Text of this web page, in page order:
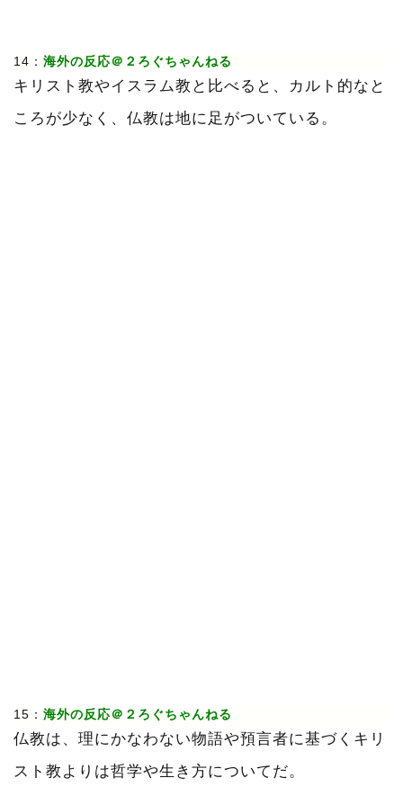
14： 海外の反応＠２ろぐちゃんねる
キリスト教やイスラム教と比べると、カルト的なと
ころが少なく、仏教は地に足がついている。
15： 海外の反応＠２ろぐちゃんねる
仏教は、理にかなわない物語や預言者に基づくキリ
スト教よりは哲学や生き方についてだ。